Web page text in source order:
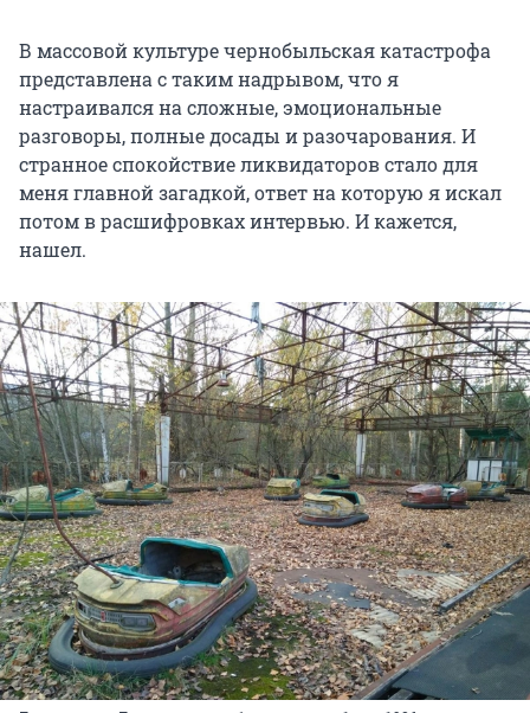
В массовой культуре чернобыльская катастрофа
представлена с таким надрывом, что я
настраивался на сложные, эмоциональные
разговоры, полные досады и разочарования. И
странное спокойствие ликвидаторов стало для
меня главной загадкой, ответ на которую я искал
потом в расшифровках интервью. И кажется,
нашел.